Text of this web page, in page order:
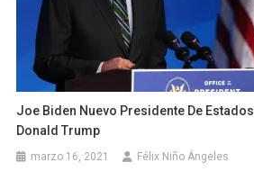
Joe Biden Nuevo Presidente De
Donald Trump
marzo 16, 2021 Félix Niño Ángeles